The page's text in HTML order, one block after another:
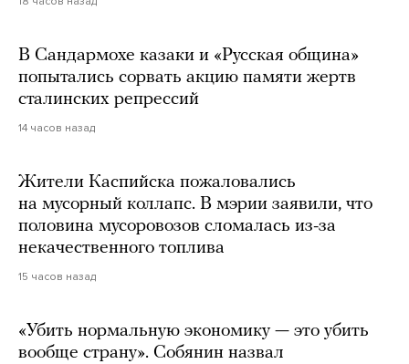
В Сандармохе казаки и «Русская община»
попытались сорвать акцию памяти жертв
сталинских репрессий
14 часов назад
Жители Каспийска пожаловались
на мусорный коллапс. В мэрии заявили, что
половина мусоровозов сломалась из-за
некачественного топлива
15 часов назад
«Убить нормальную экономику — это убить
вообще страну». Собянин назвал